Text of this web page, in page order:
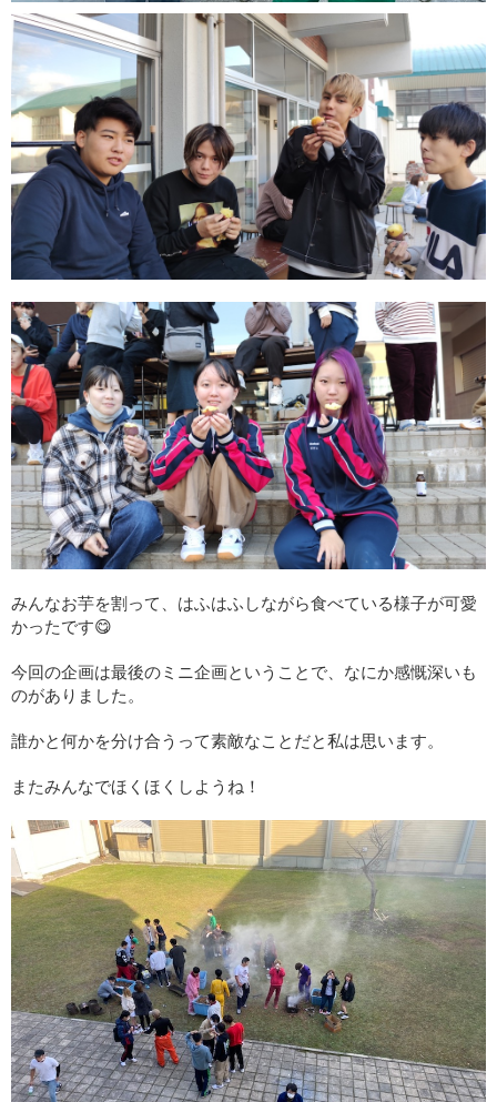
みんなお芋を割って、はふはふしながら食べている様子が可愛
かったです😋
今回の企画は最後のミニ企画ということで、なにか感慨深いも
のがありました。
誰かと何かを分け合うって素敵なことだと私は思います。
またみんなでほくほくしようね！